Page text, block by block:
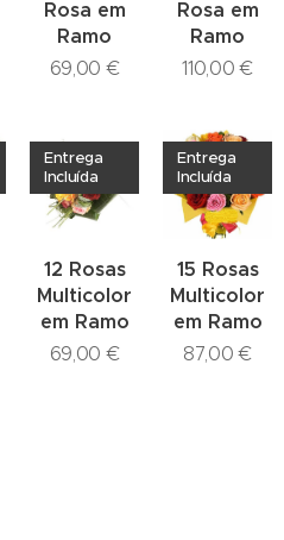
Rosa em
Ramo
69,00 €
Rosa em
Ramo
110,00 €
12 Rosas
Multicolor
em Ramo
Entrega
Incluída
69,00 €
15 Rosas
Multicolor
em Ramo
Entrega
Incluída
87,00 €